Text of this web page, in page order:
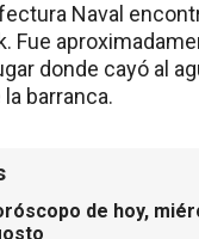
Naval
Fue
donde cayó al
barranca.
de hoy,